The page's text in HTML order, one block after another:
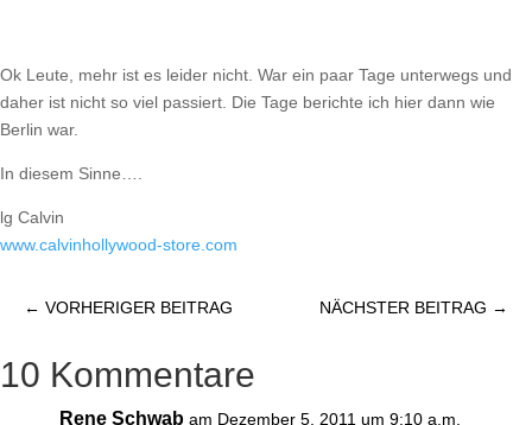
Ok Leute, mehr ist es leider nicht. War ein paar Tage unterwegs und
daher ist nicht so viel passiert. Die Tage berichte ich hier dann wie
Berlin war.
In diesem Sinne….
lg Calvin
www.calvinhollywood-store.com
← VORHERIGER BEITRAG NÄCHSTER BEITRAG →
10 Kommentare
Rene Schwab am Dezember 5, 2011 um 9:10 a.m.